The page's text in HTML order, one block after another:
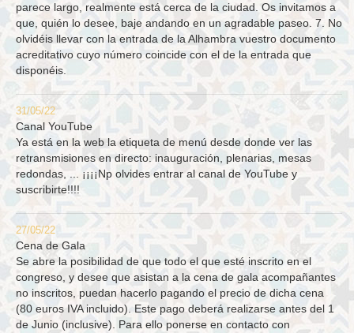
parece largo, realmente está cerca de la ciudad. Os invitamos a
que, quién lo desee, baje andando en un agradable paseo. 7. No
olvidéis llevar con la entrada de la Alhambra vuestro documento
acreditativo cuyo número coincide con el de la entrada que
disponéis.
31/05/22
Canal YouTube
Ya está en la web la etiqueta de menú desde donde ver las
retransmisiones en directo: inauguración, plenarias, mesas
redondas, ... ¡¡¡¡Np olvides entrar al canal de YouTube y
suscribirte!!!!
27/05/22
Cena de Gala
Se abre la posibilidad de que todo el que esté inscrito en el
congreso, y desee que asistan a la cena de gala acompañantes
no inscritos, puedan hacerlo pagando el precio de dicha cena
(80 euros IVA incluido). Este pago deberá realizarse antes del 1
de Junio (inclusive). Para ello ponerse en contacto con